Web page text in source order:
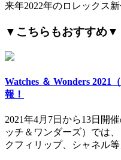
来年2022年のロレックス
▼こちらもおすすめ▼
Watches ＆ Wonders 2021
報！
2021年4月7日から13日開催
ッチ＆ワンダーズ）では
クフィリップ、シャネル